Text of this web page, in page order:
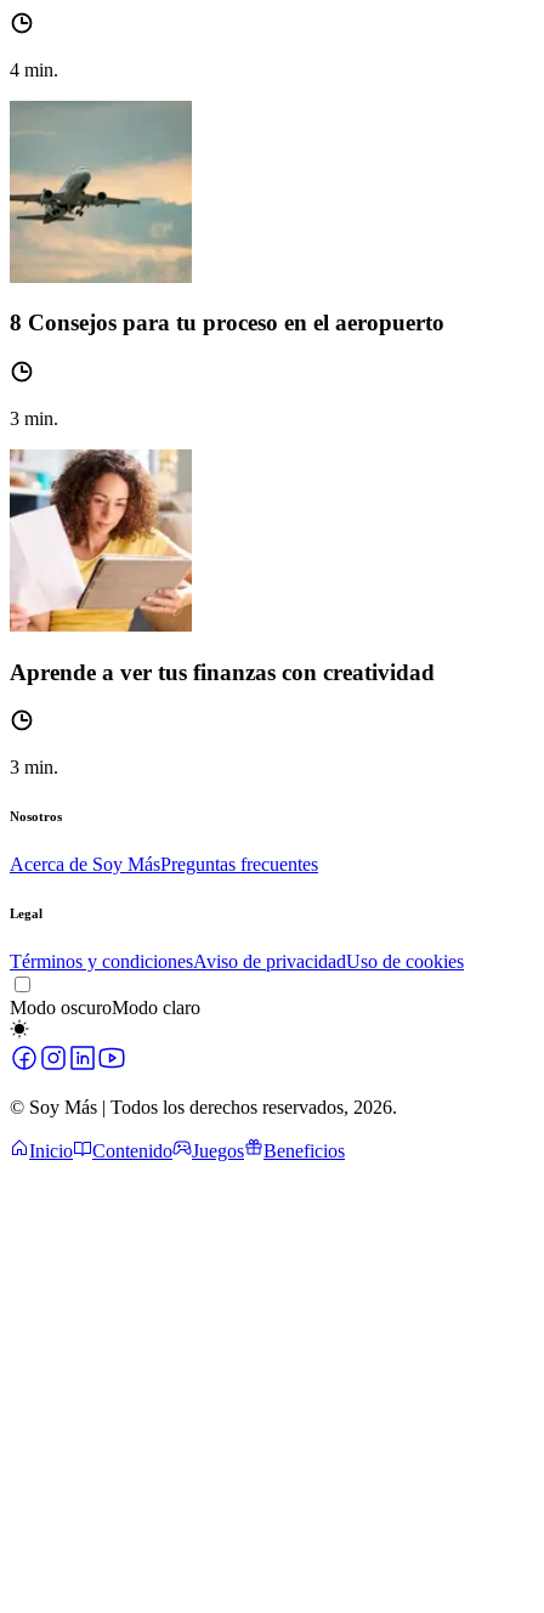
4 min.
8 Consejos para tu proceso en el aeropuerto
3 min.
Aprende a ver tus finanzas con creatividad
3 min.
Nosotros
Acerca de Soy MásPreguntas frecuentes
Legal
Términos y condicionesAviso de privacidadUso de cookies
Modo oscuroModo claro
© Soy Más | Todos los derechos reservados, 2026.
Inicio Contenido Juegos Beneficios